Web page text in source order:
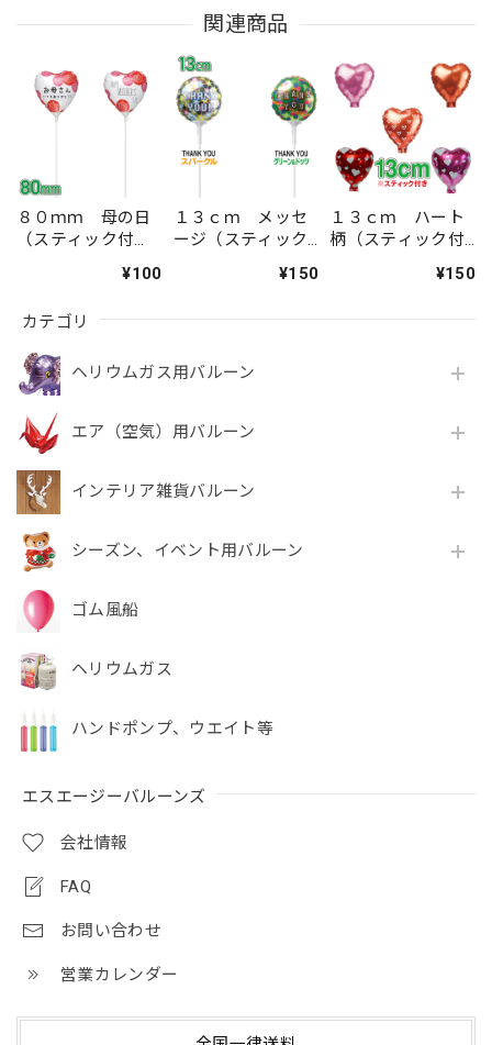
カテゴリ
ヘリウムガス用バルーン
エア（空気）用バルーン
インテリア雑貨バルーン
シーズン、イベント用バルーン
ゴム風船
ヘリウムガス
ハンドポンプ、ウエイト等
エスエージーバルーンズ
会社情報
FAQ
お問い合わせ
営業カレンダー
関連商品
８０ｍｍ 母の日
（スティック付
¥100
１３ｃｍ メッセ
ージ（スティック
¥150
１３ｃｍ ハート
柄（スティック付
¥150